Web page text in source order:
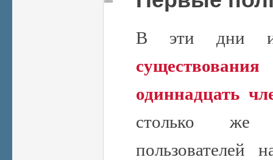
В эти дни
одиннадцать
столько же
пользователей